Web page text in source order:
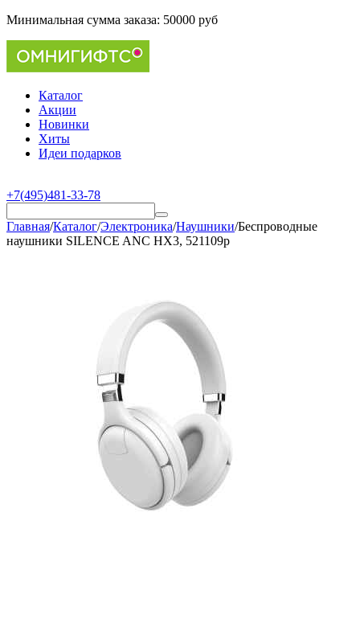
Минимальная сумма заказа: 50000 руб
Каталог
Акции
Новинки
Хиты
Идеи подарков
+7(495)481-33-78
Главная/Каталог/Электроника/Наушники/Беспроводные
наушники SILENCE ANC HX3, 521109p